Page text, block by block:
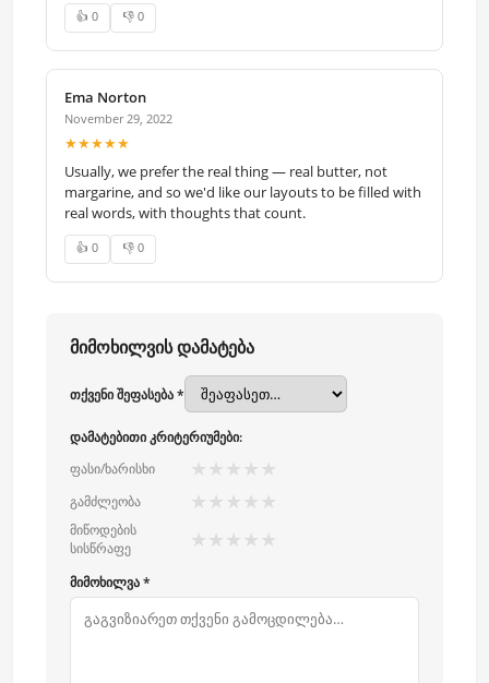
👍 0 👎 0
Ema Norton
November 29, 2022
★★★★★
Usually, we prefer the real thing — real butter, not
margarine, and so we'd like our layouts to be filled with
real words, with thoughts that count.
👍 0 👎 0
მიმოხილვის დამატება
თქვენი შეფასება *
დამატებითი კრიტერიუმები:
ფასი/ხარისხი
★ ★ ★ ★ ★
გამძლეობა ★ ★ ★ ★ ★
მიწოდების
სისწრაფე
★ ★ ★ ★ ★
მიმოხილვა *